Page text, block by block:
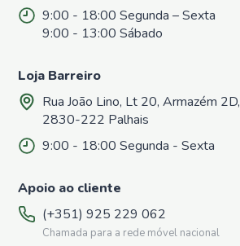
9:00 - 18:00 Segunda – Sexta
9:00 - 13:00 Sábado
Loja Barreiro
Rua João Lino, Lt 20, Armazém 2D,
2830-222 Palhais
9:00 - 18:00 Segunda - Sexta
Apoio ao cliente
(+351) 925 229 062
Chamada para a rede móvel nacional